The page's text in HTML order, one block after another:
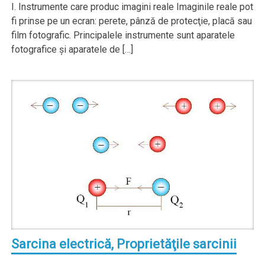
I. Instrumente care produc imagini reale Imaginile reale pot
fi prinse pe un ecran: perete, pânză de protecţie, placă sau
film fotografic. Principalele instrumente sunt aparatele
fotografice şi aparatele de […]
Sarcina electrică, Proprietăţile sarcinii